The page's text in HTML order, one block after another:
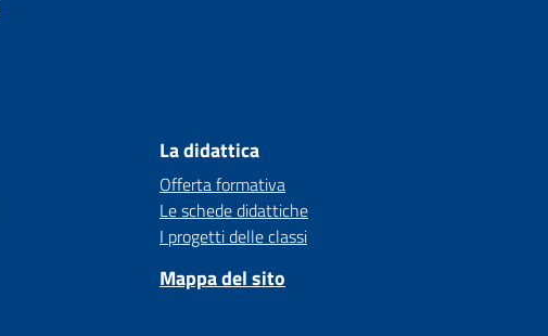
La didattica
Offerta formativa
Le schede didattiche
I progetti delle classi
Mappa del sito